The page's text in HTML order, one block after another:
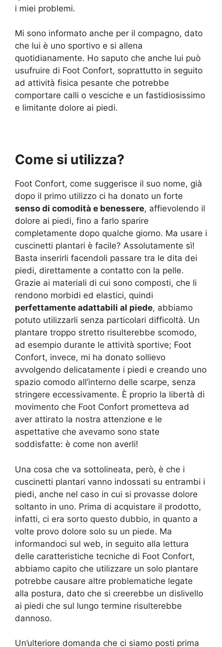
i miei problemi.
Mi sono informato anche per il compagno, dato
che lui è uno sportivo e si allena
quotidianamente. Ho saputo che anche lui può
usufruire di Foot Confort, soprattutto in seguito
ad attività fisica pesante che potrebbe
comportare calli o vesciche e un fastidiosissimo
e limitante dolore ai piedi.
Come si utilizza?
Foot Confort, come suggerisce il suo nome, già
dopo il primo utilizzo ci ha donato un forte
senso di comodità e benessere, affievolendo il
dolore ai piedi, fino a farlo sparire
completamente dopo qualche giorno. Ma usare i
cuscinetti plantari è facile? Assolutamente sì!
Basta inserirli facendoli passare tra le dita dei
piedi, direttamente a contatto con la pelle.
Grazie ai materiali di cui sono composti, che li
rendono morbidi ed elastici, quindi
perfettamente adattabili al piede, abbiamo
potuto utilizzarli senza particolari difficoltà. Un
plantare troppo stretto risulterebbe scomodo,
ad esempio durante le attività sportive; Foot
Confort, invece, mi ha donato sollievo
avvolgendo delicatamente i piedi e creando uno
spazio comodo all’interno delle scarpe, senza
stringere eccessivamente. È proprio la libertà di
movimento che Foot Confort prometteva ad
aver attirato la nostra attenzione e le
aspettative che avevamo sono state
soddisfatte: è come non averli!
Una cosa che va sottolineata, però, è che i
cuscinetti plantari vanno indossati su entrambi i
piedi, anche nel caso in cui si provasse dolore
soltanto in uno. Prima di acquistare il prodotto,
infatti, ci era sorto questo dubbio, in quanto a
volte provo dolore solo su un piede. Ma
informandoci sul web, in seguito alla lettura
delle caratteristiche tecniche di Foot Confort,
abbiamo capito che utilizzare un solo plantare
potrebbe causare altre problematiche legate
alla postura, dato che si creerebbe un dislivello
ai piedi che sul lungo termine risulterebbe
dannoso.
Un’ulteriore domanda che ci siamo posti prima